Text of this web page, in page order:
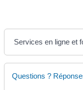
Services en ligne et
Questions ?